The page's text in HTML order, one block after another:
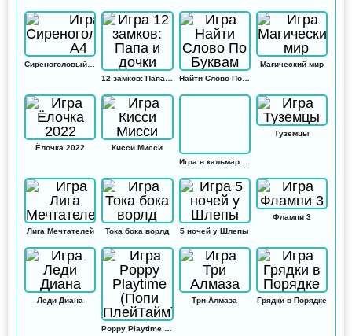
Найти Слово По Буквам
Магический мир
Ёлочка 2022
Кисси Мисси
Игра в кальмара: Амонг ас
Туземцы
Лига Мечтателей Тока бока ворлд 5 ночей у Шлепы
Флампи 3
Леди Диана Три Алмаза Грядки в Порядке